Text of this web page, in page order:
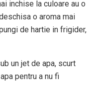
inchise la culoare au o
o aroma mai
de hartie in frigider,
un jet de apa, scurt
pentru a nu fi